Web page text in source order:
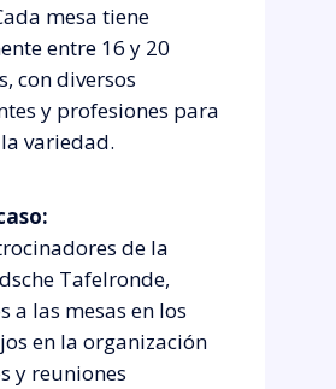
mesa tiene
entre 16 y 20
con diversos
y profesiones para
variedad.
de la
Tafelronde,
a las mesas en los
en la organización
y reuniones